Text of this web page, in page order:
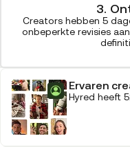
3.
Creators hebben 5
onbeperkte revisies
Ervaren
Hyred heeft